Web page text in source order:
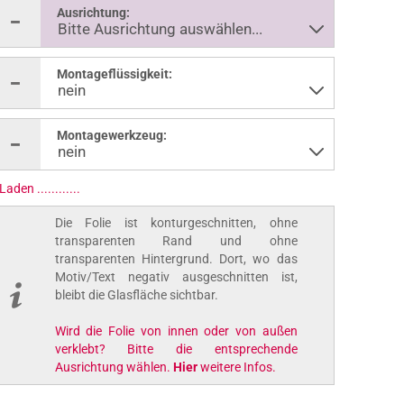
Ausrichtung:
Montageflüssigkeit:
Montagewerkzeug:
..............
Die Folie ist konturgeschnitten, ohne
transparenten Rand und ohne
transparenten Hintergrund. Dort, wo das
Motiv/Text negativ ausgeschnitten ist,
bleibt die Glasfläche sichtbar.
Wird die Folie von innen oder von außen
verklebt? Bitte die entsprechende
Ausrichtung wählen. Hier weitere Infos.